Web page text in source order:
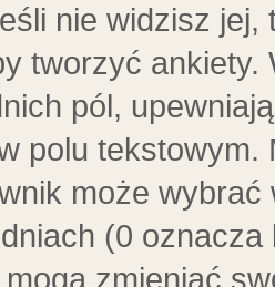
nie widzisz
tworzyć ankiety.
pól,
polu
może
(0
zmieniać